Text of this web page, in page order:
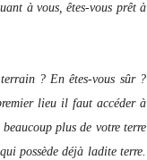
à vous, êtes-vous prêt à
? En êtes-vous sûr ?
lieu il faut accéder à
plus de votre terre
possède déjà ladite terre.